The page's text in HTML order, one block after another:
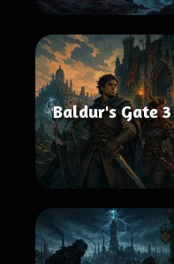
Baldur's Gate 3